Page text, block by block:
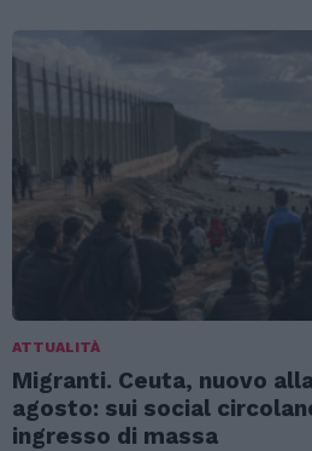
ATTUALITÀ
Migranti. Ceuta, nuovo
agosto: sui social
ingresso di massa